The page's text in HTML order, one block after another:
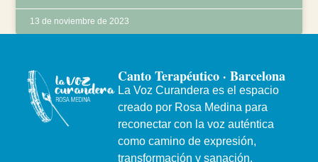
13 de noviembre de 2023
Canto Terapéutico · Barcelona
La Voz Curandera es el espacio
creado por Rosa Medina para
reconectar con la voz auténtica
como camino de expresión,
transformación y sanación.